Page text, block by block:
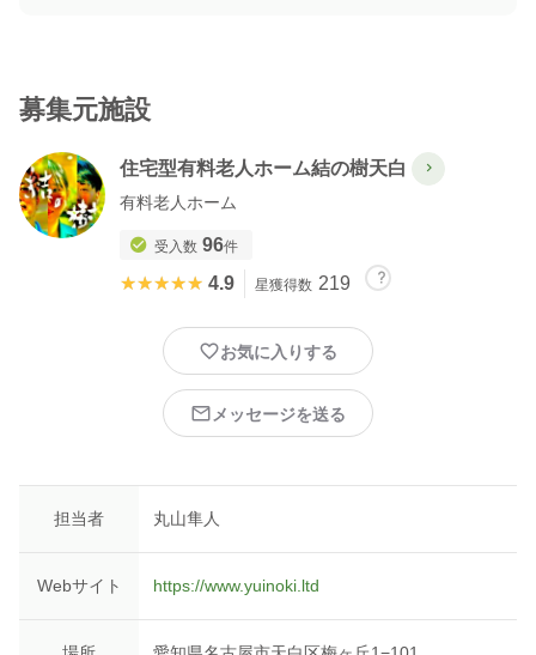
募集元施設
住宅型有料老人ホーム結の樹天白
有料老人ホーム
受入数 96件
★★★★★
★★★★★ 4.9 星獲得数 219
お気に入りする
メッセージを送る
担当者 丸山隼人
Webサイト https://www.yuinoki.ltd